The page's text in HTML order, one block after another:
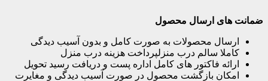
ضمانت های ارسال محصول
ارسال محصولات به صورت کامل و بدون آسیب دیدگی
کاملا سالم درب منزلپرداخت هزینه درب منزل
ارائه فاکتور های کامل اداره پست و دریافت رسید تحویل
امکان بازگشت محصول در صورت آسیب دیدگی و مغایرت